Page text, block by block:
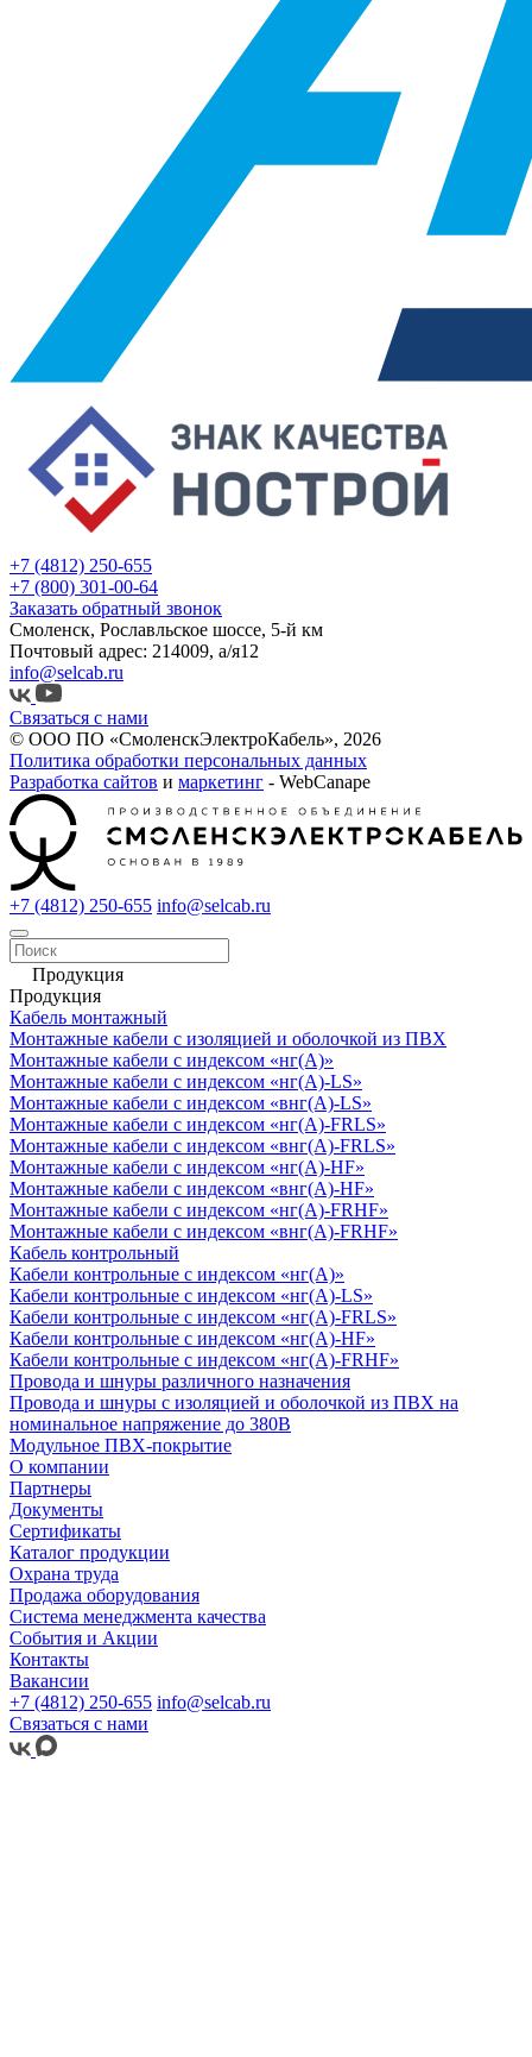
+7 (4812) 250-655
+7 (800) 301-00-64
Заказать обратный звонок
Смоленск, Рославльское шоссе, 5-й км
Почтовый адрес: 214009, а/я12
info@selcab.ru
Связаться с нами
© ООО ПО «СмоленскЭлектроКабель», 2026
Политика обработки персональных данных
Разработка сайтов и маркетинг - WebCanape
+7 (4812) 250-655 info@selcab.ru
Продукция
Продукция
Кабель монтажный
Монтажные кабели с изоляцией и оболочкой из ПВХ
Монтажные кабели с индексом «нг(А)»
Монтажные кабели с индексом «нг(А)-LS»
Монтажные кабели с индексом «внг(А)-LS»
Монтажные кабели с индексом «нг(А)-FRLS»
Монтажные кабели с индексом «внг(А)-FRLS»
Монтажные кабели с индексом «нг(А)-HF»
Монтажные кабели с индексом «внг(А)-HF»
Монтажные кабели с индексом «нг(А)-FRHF»
Монтажные кабели с индексом «внг(А)-FRHF»
Кабель контрольный
Кабели контрольные с индексом «нг(А)»
Кабели контрольные с индексом «нг(А)-LS»
Кабели контрольные с индексом «нг(А)-FRLS»
Кабели контрольные с индексом «нг(А)-HF»
Кабели контрольные с индексом «нг(А)-FRHF»
Провода и шнуры различного назначения
Провода и шнуры с изоляцией и оболочкой из ПВХ на
номинальное напряжение до 380В
Модульное ПВХ-покрытие
О компании
Партнеры
Документы
Сертификаты
Каталог продукции
Охрана труда
Продажа оборудования
Система менеджмента качества
События и Акции
Контакты
Вакансии
+7 (4812) 250-655 info@selcab.ru
Связаться с нами